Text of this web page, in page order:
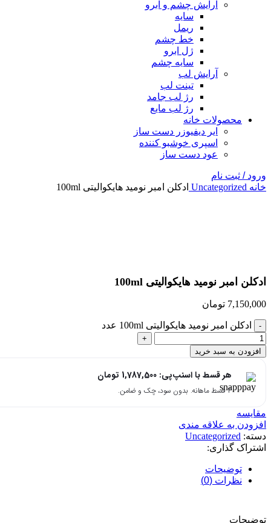
آرایش چشم و ابرو
سایه
ریمل
خط چشم
ژل ابرو
سایه چشم
آرایش لب
تینت لب
رژ لب جامد
رژ لب مایع
محصولات خانه
ایر دیفیوزر دست ساز
اسپری خوشبو کننده
عود دست ساز
ورود / ثبت نام
خانه Uncategorized ادکلن امبر نومید هایکوالیتی 100ml
ادکلن امبر نومید هایکوالیتی 100ml
7,150,000 تومان
ادکلن امبر نومید هایکوالیتی 100ml عدد
افزودن به سبد خرید
هر قسط با اسنپ‌پی: 1,787,500 تومان
۴ قسط ماهانه. بدون سود، چک و ضامن.
مقایسه
افزودن به علاقه مندی
دسته: Uncategorized
اشتراک گذاری:
توضیحات
نظرات (0)
توضیحات